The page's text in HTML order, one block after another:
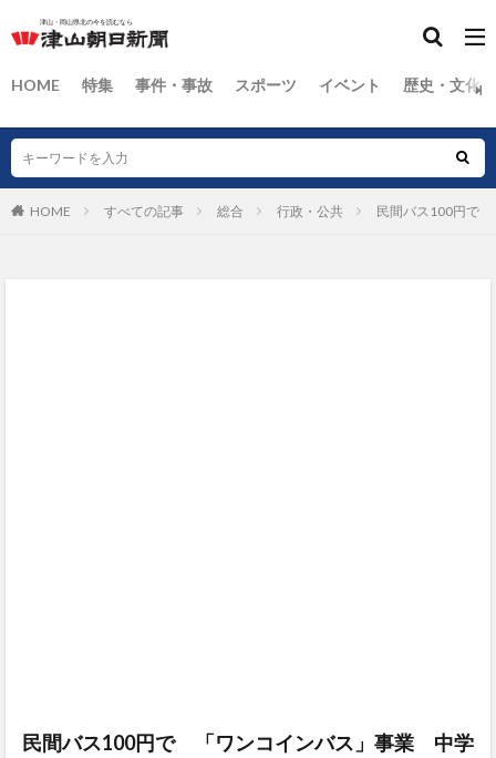
HOME 特集 事件・事故 スポーツ イベント 歴史・文化
HOME すべての記事 総合 行政・公共 民間バス100円で
民間バス100円で 「ワンコインバス」事業 中学